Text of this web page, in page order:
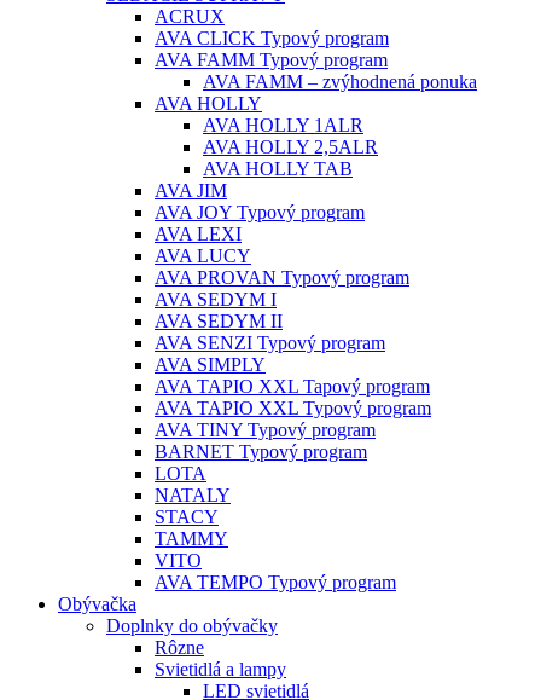
ACRUX
AVA CLICK Typový program
AVA FAMM Typový program
AVA FAMM – zvýhodnená ponuka
AVA HOLLY
AVA HOLLY 1ALR
AVA HOLLY 2,5ALR
AVA HOLLY TAB
AVA JIM
AVA JOY Typový program
AVA LEXI
AVA LUCY
AVA PROVAN Typový program
AVA SEDYM I
AVA SEDYM II
AVA SENZI Typový program
AVA SIMPLY
AVA TAPIO XXL Tapový program
AVA TAPIO XXL Typový program
AVA TINY Typový program
BARNET Typový program
LOTA
NATALY
STACY
TAMMY
VITO
AVA TEMPO Typový program
Obývačka
Doplnky do obývačky
Rôzne
Svietidlá a lampy
LED svietidlá